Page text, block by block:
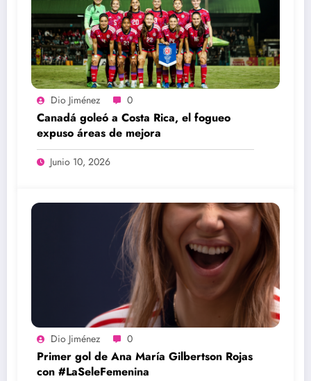
Dio Jiménez 0
Canadá goleó a Costa Rica, el fogueo
expuso áreas de mejora
Junio 10, 2026
Dio Jiménez 0
Primer gol de Ana María Gilbertson Rojas
con #LaSeleFemenina